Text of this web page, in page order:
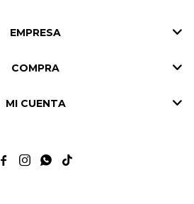
EMPRESA
COMPRA
MI CUENTA
   